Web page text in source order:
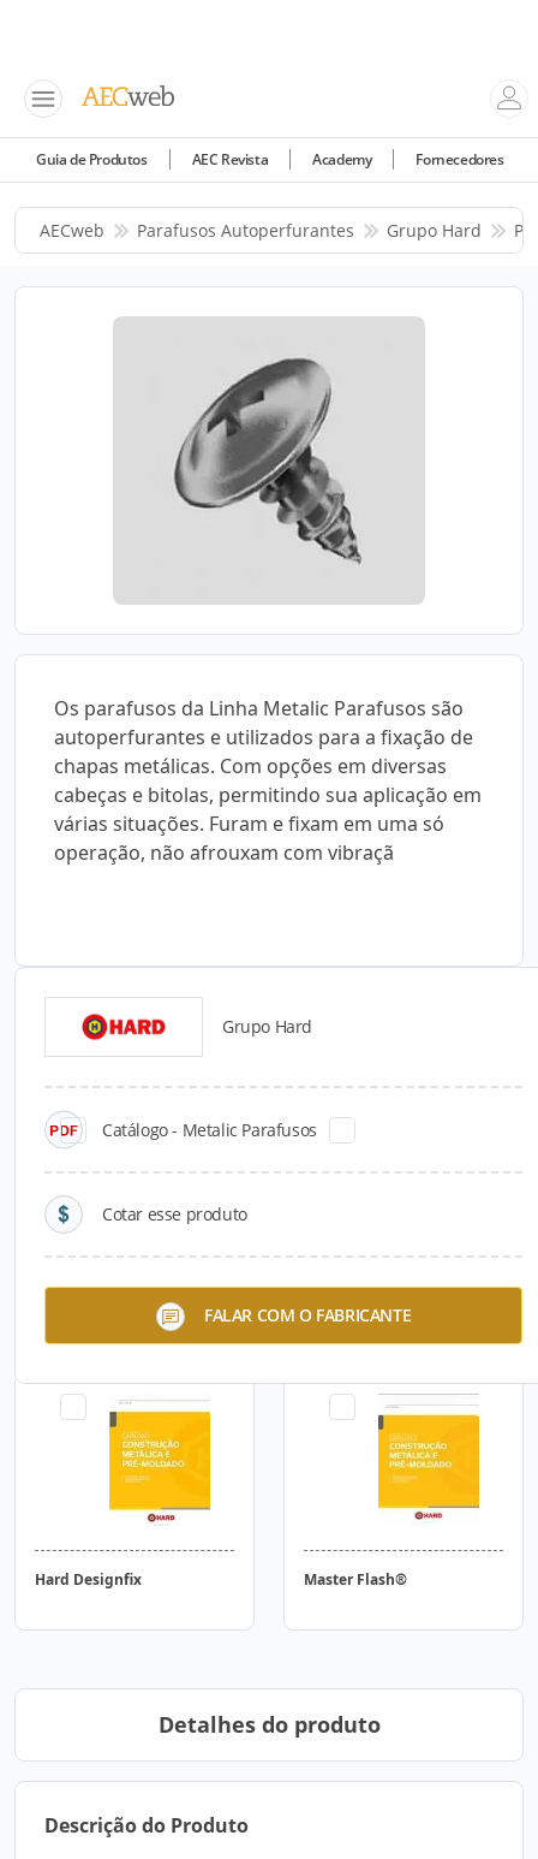
Guia de Produtos AEC Revista Academy Fornecedores
AECweb Parafusos Autoperfurantes Grupo Hard
Os parafusos da Linha Metalic Parafusos são
autoperfurantes e utilizados para a fixação de
chapas metálicas. Com opções em diversas
cabeças e bitolas, permitindo sua aplicação em
várias situações. Furam e fixam em uma só
operação, não afrouxam com vibraçã
Grupo Hard
Catálogo - Metalic Parafusos
Cotar esse produto
FALAR COM O FABRICANTE
Catálogos para Download
Hard Designfix Master Flash®
Detalhes do produto
Descrição do Produto